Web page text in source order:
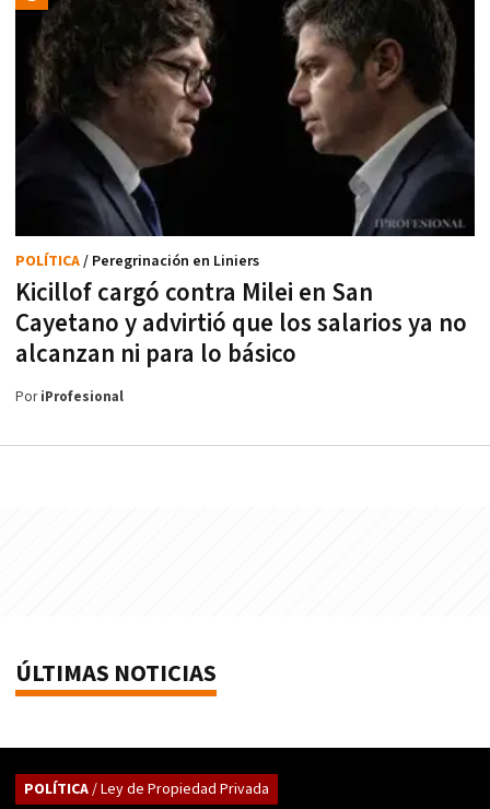
Kicillof cargó contra Milei en San
Cayetano y advirtió que los salarios ya no
alcanzan ni para lo básico
POLÍTICA/ Peregrinación en Liniers
PoriProfesional
ÚLTIMAS NOTICIAS
POLÍTICA/ Ley de Propiedad Privada